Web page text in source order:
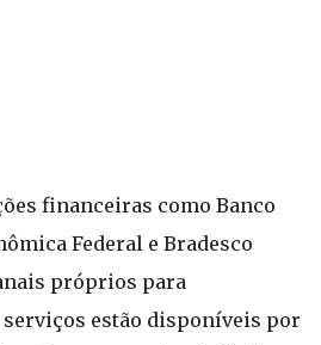
financeiras como Banco
Federal e Bradesco
próprios para
serviços estão disponíveis por